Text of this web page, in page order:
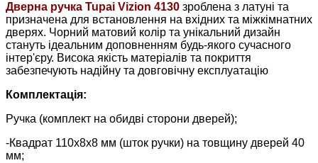
Дверна ручка Tupai Vizion 4130 зроблена з латуні та
призначена для встановлення на вхідних та міжкімнатних
дверях. Чорний матовий колір та унікальний дизайн
стануть ідеальним доповненням будь-якого сучасного
інтер'єру. Висока якість матеріалів та покриття
забезпечують надійну та довговічну експлуатацію
Комплектація:
Ручка (комплект на обидві сторони дверей);
-Квадрат 110х8х8 мм (шток ручки) на товщину дверей 40
мм;